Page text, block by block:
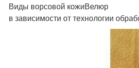
Виды ворсовой кожиВелюр
в зависимости от технологии